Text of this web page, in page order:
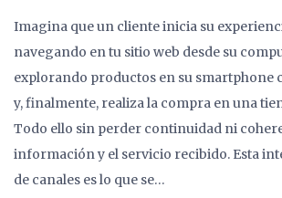
Imagina que un cliente inicia su
navegando en tu sitio web desde su
explorando productos en su smartphone
y, finalmente, realiza la compra en una
Todo ello sin perder continuidad ni
información y el servicio recibido. Esta
de canales es lo que se…